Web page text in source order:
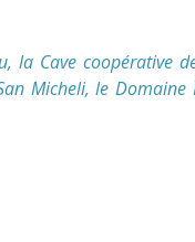
la Cave coopérative
Micheli, le Domaine